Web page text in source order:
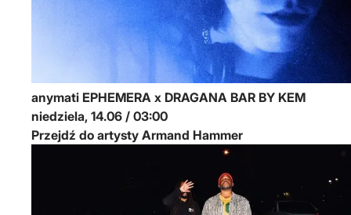
anymati EPHEMERA x DRAGANA BAR BY KEM
niedziela, 14.06 / 03:00
Przejdź do artysty Armand Hammer